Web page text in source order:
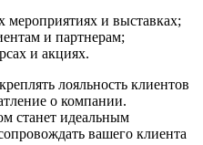
мероприятиях и выставках;
и партнерам;
и акциях.
лояльность клиентов
о компании.
станет идеальным
вашего клиента